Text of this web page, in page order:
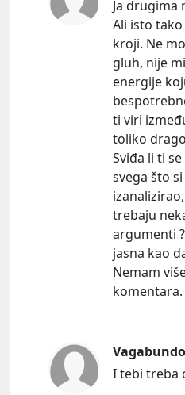
Ja drugima
Ali isto
kroji. Ne
gluh, nije
energije
ti viri
toliko
Sviđa li ti
svega što
trebaju
argumenti
jasna kao
Nemam
komentara.
Vagabundo
I tebi treba